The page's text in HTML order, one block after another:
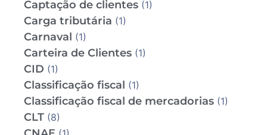
Captação de clientes (1)
Carga tributária (1)
Carnaval (1)
Carteira de Clientes (1)
CID (1)
Classificação fiscal (1)
Classificação fiscal de mercadorias (1)
CLT (8)